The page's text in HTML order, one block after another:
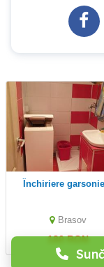
Închiriere
Brasov
180 RON